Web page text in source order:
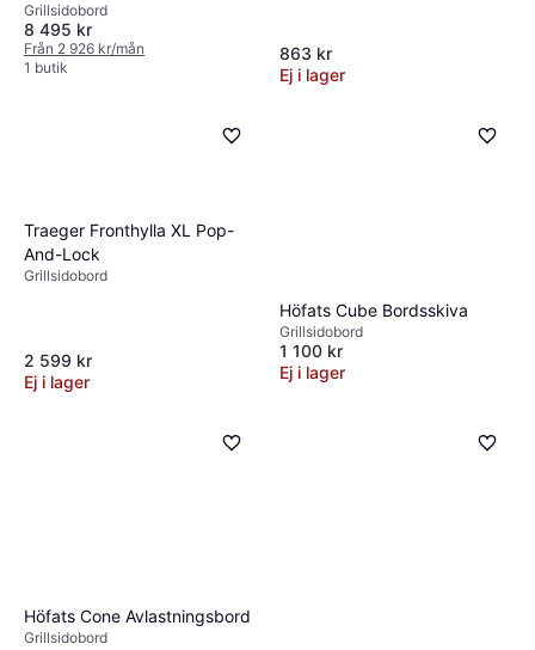
Grillsidobord
8 495 kr
Från 2 926 kr/mån
1 butik
863 kr
Ej i lager
Traeger Fronthylla XL Pop-
And-Lock
Grillsidobord
2 599 kr
Ej i lager
Höfats Cube Bordsskiva
Grillsidobord
1 100 kr
Ej i lager
Höfats Cone Avlastningsbord
Grillsidobord